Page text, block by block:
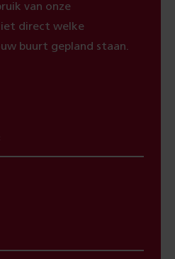
van onze
direct welke
buurt gepland staan.